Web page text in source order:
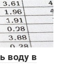
воду в